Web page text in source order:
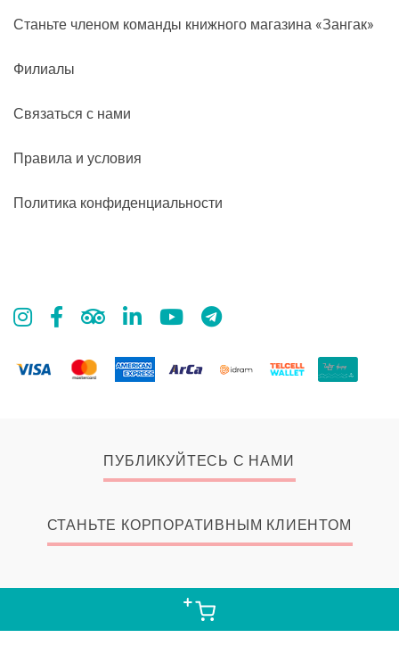
Станьте членом команды книжного магазина «Зангак»
Филиалы
Связаться с нами
Правила и условия
Политика конфиденциальности
ПУБЛИКУЙТЕСЬ С НАМИ
СТАНЬТЕ КОРПОРАТИВНЫМ КЛИЕНТОМ
© 2026 Zangak Bookstore, all rights reserved